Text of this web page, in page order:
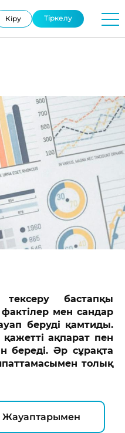
Кіру Тіркелу
тексеру бастапқы
фактілер мен сандар
беруді қамтиды.
ақпарат пен
береді. Әр сұрақта
толық
Жауаптарымен
помочь?